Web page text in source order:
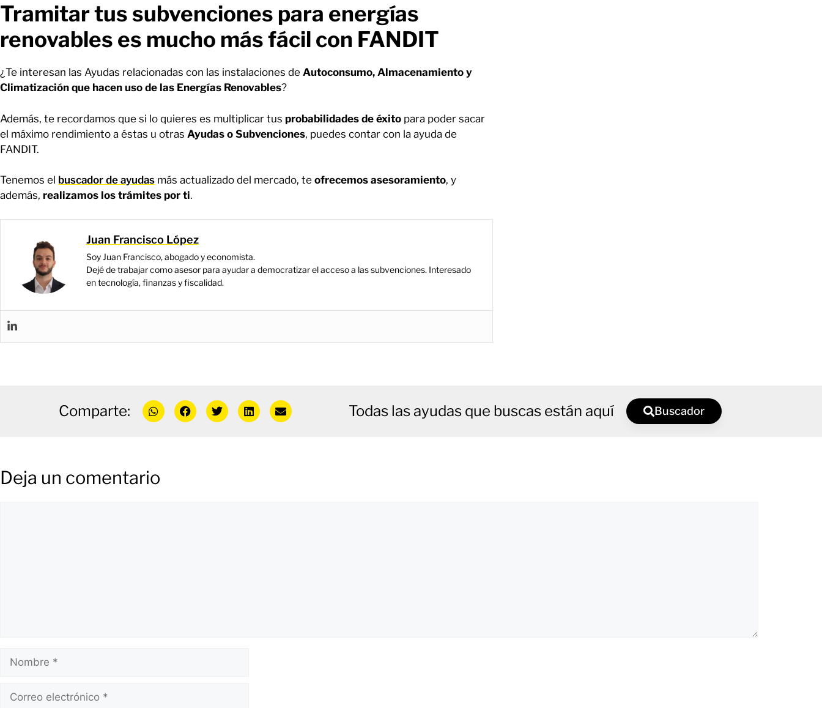
Tramitar tus subvenciones para energías
renovables es mucho más fácil con FANDIT
¿Te interesan las Ayudas relacionadas con las instalaciones de Autoconsumo, Almacenamiento y
Climatización que hacen uso de las Energías Renovables?
Además, te recordamos que si lo quieres es multiplicar tus probabilidades de éxito para poder sacar
el máximo rendimiento a éstas u otras Ayudas o Subvenciones, puedes contar con la ayuda de
FANDIT.
Tenemos el buscador de ayudas más actualizado del mercado, te ofrecemos asesoramiento, y
además, realizamos los trámites por ti.
Juan Francisco López
Soy Juan Francisco, abogado y economista.
Dejé de trabajar como asesor para ayudar a democratizar el acceso a las subvenciones. Interesado
en tecnología, finanzas y fiscalidad.
Comparte: Todas las ayudas que buscas están aquí Buscador
Deja un comentario